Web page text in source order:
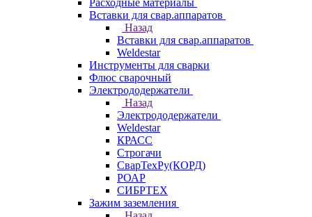
Расходные материалы
Вставки для свар.аппаратов
Назад
Вставки для свар.аппаратов
Weldestar
Инструменты для сварки
Флюс сварочный
Электрододержатели
Назад
Электрододержатели
Weldestar
КРАСС
Строгачи
СварТехРу(КОРД)
РОАР
СИБРТЕХ
Зажим заземления